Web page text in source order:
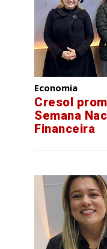
Economia
Cresol
Semana
Financeira